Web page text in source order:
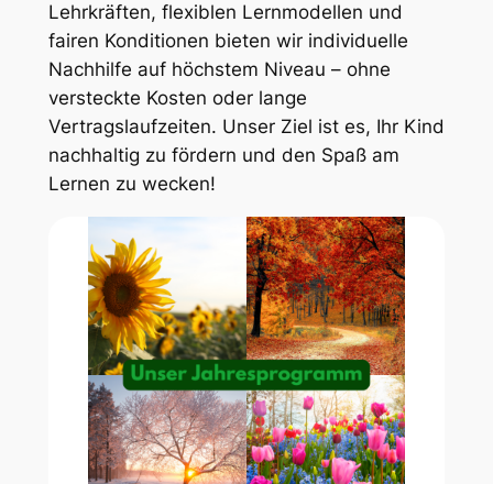
Lehrkräften, flexiblen Lernmodellen und
fairen Konditionen bieten wir individuelle
Nachhilfe auf höchstem Niveau – ohne
versteckte Kosten oder lange
Vertragslaufzeiten. Unser Ziel ist es, Ihr Kind
nachhaltig zu fördern und den Spaß am
Lernen zu wecken!